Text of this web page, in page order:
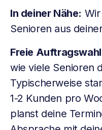
In deiner Nähe:
Senioren aus
Freie
wie viele Senioren
Typischerweise
1-2 Kunden pro
planst deine